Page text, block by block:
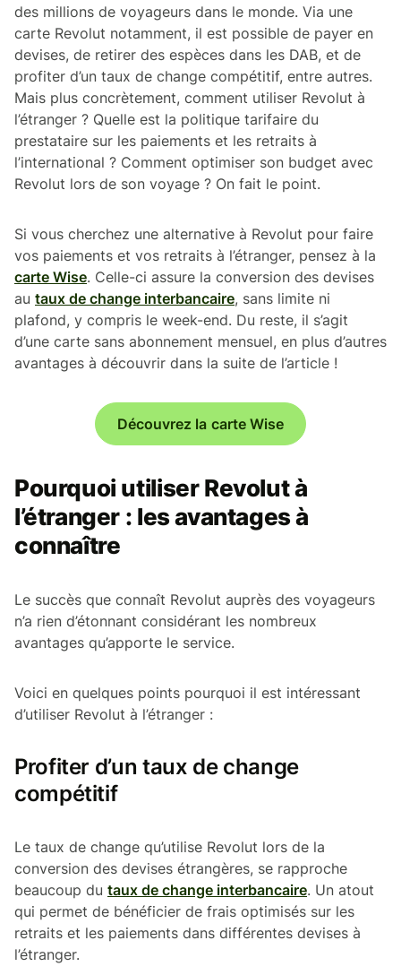
des millions de voyageurs dans le monde. Via une
carte Revolut notamment, il est possible de payer en
devises, de retirer des espèces dans les DAB, et de
profiter d’un taux de change compétitif, entre autres.
Mais plus concrètement, comment utiliser Revolut à
l’étranger ? Quelle est la politique tarifaire du
prestataire sur les paiements et les retraits à
l’international ? Comment optimiser son budget avec
Revolut lors de son voyage ? On fait le point.
Si vous cherchez une alternative à Revolut pour faire
vos paiements et vos retraits à l’étranger, pensez à la
carte Wise. Celle-ci assure la conversion des devises
au taux de change interbancaire, sans limite ni
plafond, y compris le week-end. Du reste, il s’agit
d’une carte sans abonnement mensuel, en plus d’autres
avantages à découvrir dans la suite de l’article !
Découvrez la carte Wise
Pourquoi utiliser Revolut à
l’étranger : les avantages à
connaître
Le succès que connaît Revolut auprès des voyageurs
n’a rien d’étonnant considérant les nombreux
avantages qu’apporte le service.
Voici en quelques points pourquoi il est intéressant
d’utiliser Revolut à l’étranger :
Profiter d’un taux de change
compétitif
Le taux de change qu’utilise Revolut lors de la
conversion des devises étrangères, se rapproche
beaucoup du taux de change interbancaire. Un atout
qui permet de bénéficier de frais optimisés sur les
retraits et les paiements dans différentes devises à
l’étranger.